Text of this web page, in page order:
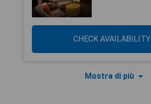
CHECK AVAILABILITY
Mostra di più